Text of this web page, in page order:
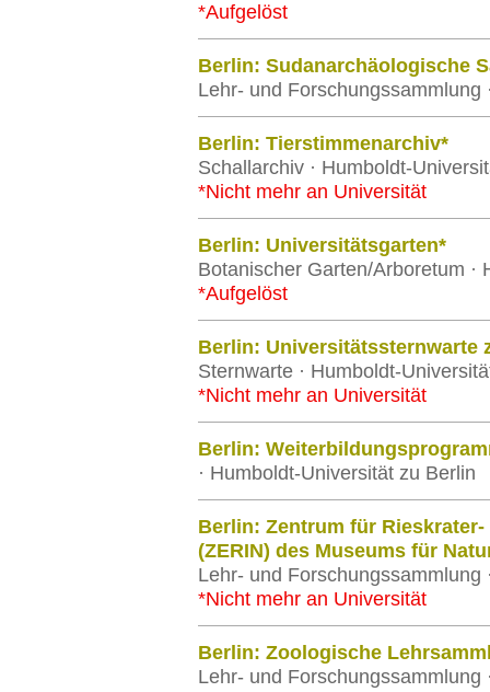
*Aufgelöst
Berlin: Sudanarchäologische
Lehr- und Forschungssammlung
Berlin: Tierstimmenarchiv*
Schallarchiv · Humboldt-
*Nicht mehr an Universität
Berlin: Universitätsgarten*
Botanischer Garten/Arboretum ·
*Aufgelöst
Berlin: Universitätssternwarte
Sternwarte · Humboldt-
*Nicht mehr an Universität
Berlin:
· Humboldt-Universität zu Berlin
Berlin: Zentrum für
(ZERIN) des Museums für
Lehr- und Forschungssammlung
*Nicht mehr an Universität
Berlin: Zoologische
Lehr- und Forschungssammlung